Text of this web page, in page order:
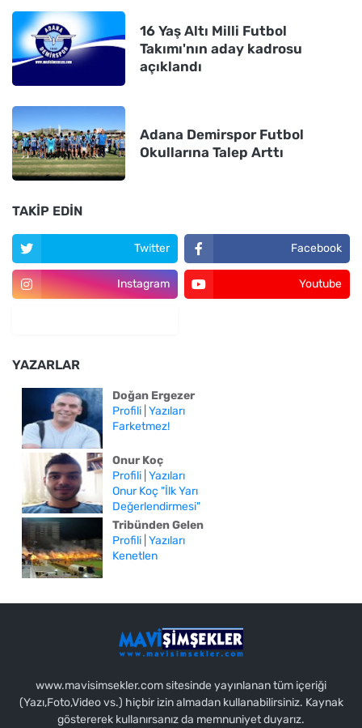
16 Yaş Altı Milli Futbol
Takımı'nın aday kadrosu
açıklandı
Adana Demirspor Futbol
Okullarına Talep Arttı
TAKIP EDIN
Twitter Facebook
Instagram Youtube
YAZARLAR
Doğan Ergezer
Profili Yazıları
Farketmez!
Onur Koç
Profili Yazıları
Onur Koç "İlk Yarı
Değerlendirmesi"
Tribünden Gelen
Profili Yazıları
Kenetlen
www.mavisimsekler.com sitesinde yayınlanan tüm içeriği
(Yazı,Foto,Video vs.) hiçbir izin almadan kullanabilirsiniz. Kaynak
göstererek kullanırsanız da memnuniyet duyarız.